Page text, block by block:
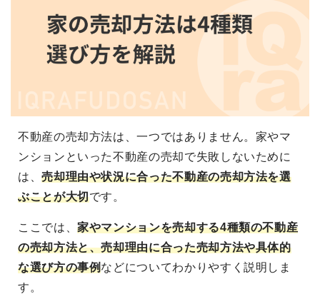
不動産の売却方法は、一つではありません。家やマ
ンションといった不動産の売却で失敗しないために
は、売却理由や状況に合った不動産の売却方法を選
ぶことが大切です。
ここでは、家やマンションを売却する4種類の不動産
の売却方法と、売却理由に合った売却方法や具体的
な選び方の事例などについてわかりやすく説明しま
す。